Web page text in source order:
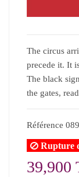
The circus
precede it. It
The black
the gates,
Référence
Rupture
39,900